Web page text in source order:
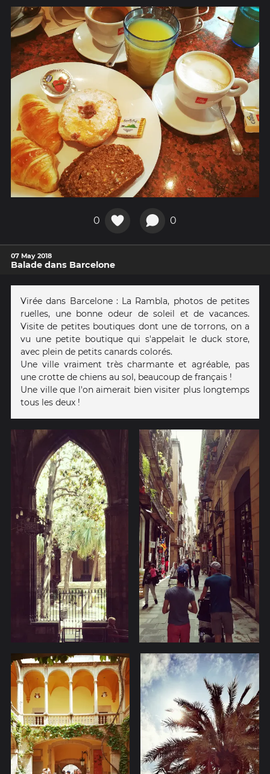
0 0
07 May 2018
Balade dans Barcelone
Virée dans Barcelone : La Rambla, photos de petites
ruelles, une bonne odeur de soleil et de vacances.
Visite de petites boutiques dont une de torrons, on a
vu une petite boutique qui s'appelait le duck store,
avec plein de petits canards colorés.
Une ville vraiment très charmante et agréable, pas
une crotte de chiens au sol, beaucoup de français !
Une ville que l'on aimerait bien visiter plus longtemps
tous les deux !